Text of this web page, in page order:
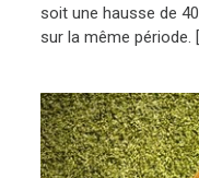
soit une hausse de
sur la même période.